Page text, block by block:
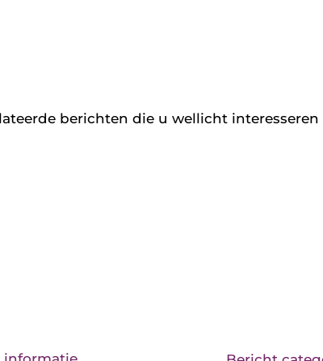
berichten die u wellicht interesseren